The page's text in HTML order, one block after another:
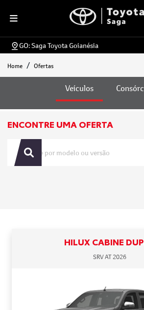
GO: Saga Toyota Goianésia
Home Ofertas
Veículos
Ofertas
ENCONTRE UMA OFERTA
HILUX CABINE
SRV AT 2026